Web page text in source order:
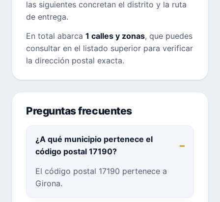
las siguientes concretan el distrito y la ruta
de entrega.
En total abarca 1 calles y zonas, que puedes
consultar en el listado superior para verificar
la dirección postal exacta.
Preguntas frecuentes
¿A qué municipio pertenece el
código postal 17190?
El código postal 17190 pertenece a
Girona.